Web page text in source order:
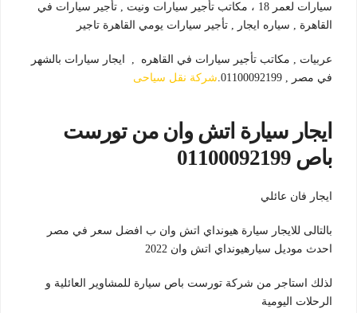
سيارات لعمر 18 ، مكاتب تأجير سيارات ونيت , تأجير سيارات في
القاهرة , سياره ايجار , تأجير سيارات يومي القاهرة تاجير
عربيات , مكاتب تأجير سيارات في القاهره , ايجار سيارات بالشهر
في مصر , 01100092199.
شركة نقل سياحى
ايجار سيارة اتش وان من تورست
باص 01100092199
ايجار فان عائلي
بالتالى للايجار سيارة هيونداي اتش وان ب افضل سعر في مصر
احدث موديل سيارهيونداي اتش وان 2022
لذلك استاجر من شركة تورست باص سيارة للمشاوير العائلية و
الرحلات اليومية